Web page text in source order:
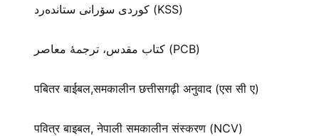
كوردی سۆرانی ستانده‌رد (KSS)
کتاب مقدس، ترجمۀ معاصر (PCB)
पबितर बाईबल,समकालीन छत्तीसगढ़ी अनुवाद (एस सी ए)
पवित्र बाइबल, नेपाली समकालीन संस्करण (NCV)